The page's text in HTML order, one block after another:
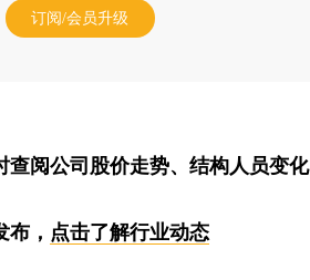
订阅/会员升级
查阅公司股价走势、结构人员变化
， 点击了解行业动态